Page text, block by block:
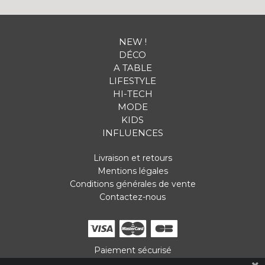
NEW !
DÉCO
A TABLE
LIFESTYLE
HI-TECH
MODE
KIDS
INFLUENCES
Livraison et retours
Mentions légales
Conditions générales de vente
Contactez-nous
Paiement sécurisé